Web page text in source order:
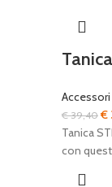
Accessori
€39,40Il€
Tanica
con